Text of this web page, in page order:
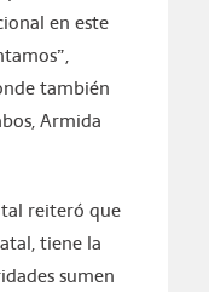
en este
también
Armida
reiteró que
tiene la
sumen